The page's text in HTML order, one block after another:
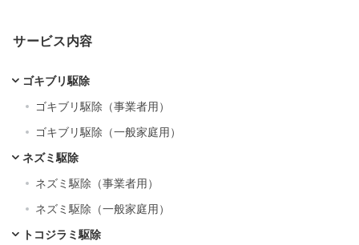
サービス内容
ゴキブリ駆除
ゴキブリ駆除（事業者用）
ゴキブリ駆除（一般家庭用）
ネズミ駆除
ネズミ駆除（事業者用）
ネズミ駆除（一般家庭用）
トコジラミ駆除